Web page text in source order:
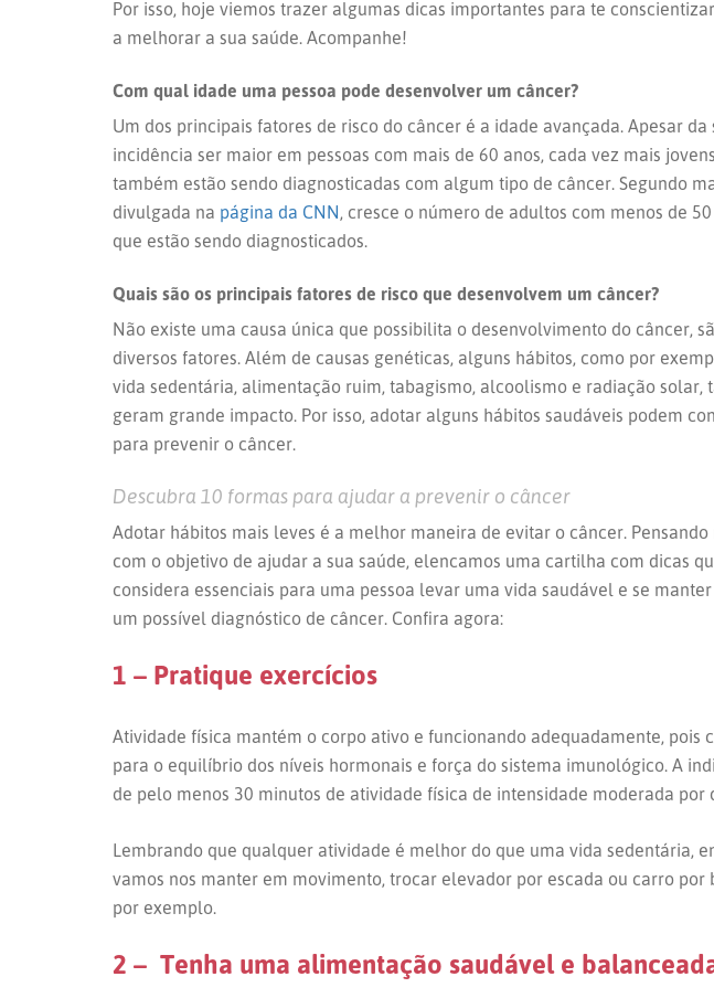
Por isso, hoje viemos trazer algumas dicas importantes para te
a melhorar a sua saúde. Acompanhe!
Com qual idade uma pessoa pode desenvolver um câncer?
Um dos principais fatores de risco do câncer é a idade avançada. Apesar da
incidência ser maior em pessoas com mais de 60 anos, cada vez mais jovens
também estão sendo diagnosticadas com algum tipo de câncer. Segundo
divulgada na página da CNN, cresce o número de adultos com menos de
que estão sendo diagnosticados.
Quais são os principais fatores de risco que desenvolvem um câncer?
Não existe uma causa única que possibilita o desenvolvimento do câncer,
diversos fatores. Além de causas genéticas, alguns hábitos, como por
vida sedentária, alimentação ruim, tabagismo, alcoolismo e radiação solar,
geram grande impacto. Por isso, adotar alguns hábitos saudáveis podem
para prevenir o câncer.
Descubra 10 formas para ajudar a prevenir o câncer
Adotar hábitos mais leves é a melhor maneira de evitar o câncer. Pensando
com o objetivo de ajudar a sua saúde, elencamos uma cartilha com dicas
considera essenciais para uma pessoa levar uma vida saudável e se
um possível diagnóstico de câncer. Confira agora:
1 – Pratique exercícios
Atividade física mantém o corpo ativo e funcionando adequadamente, pois
para o equilíbrio dos níveis hormonais e força do sistema imunológico. A
de pelo menos 30 minutos de atividade física de intensidade moderada por
Lembrando que qualquer atividade é melhor do que uma vida sedentária,
vamos nos manter em movimento, trocar elevador por escada ou carro por
por exemplo.
2 – Tenha uma alimentação saudável e